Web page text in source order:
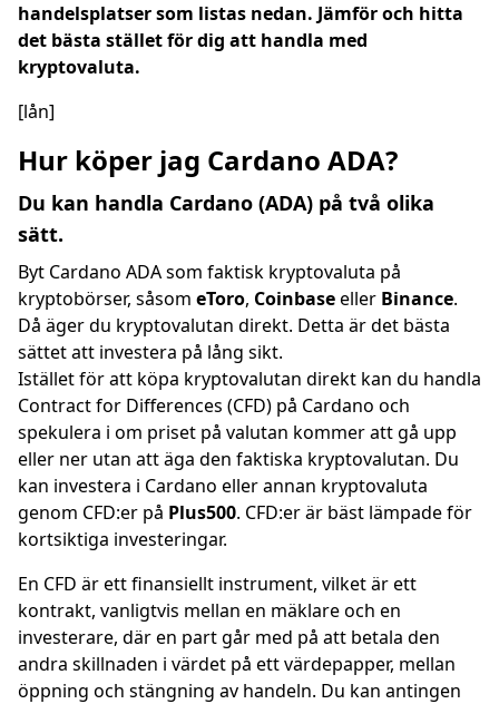
handelsplatser som listas nedan. Jämför och hitta
det bästa stället för dig att handla med
kryptovaluta.
[lån]
Hur köper jag Cardano ADA?
Du kan handla Cardano (ADA) på två olika
sätt.
Byt Cardano ADA som faktisk kryptovaluta på
kryptobörser, såsom eToro, Coinbaseeller Binance.
Då äger du kryptovalutan direkt. Detta är det bästa
sättet att investera på lång sikt.
Istället för att köpa kryptovalutan direkt kan du handla
Contract for Differences (CFD) på Cardano och
spekulera i om priset på valutan kommer att gå upp
eller ner utan att äga den faktiska kryptovalutan. Du
kan investera i Cardano eller annan kryptovaluta
genom CFD:er på Plus500. CFD:er är bäst lämpade för
kortsiktiga investeringar.
En CFD är ett finansiellt instrument, vilket är ett
kontrakt, vanligtvis mellan en mäklare och en
investerare, där en part går med på att betala den
andra skillnaden i värdet på ett värdepapper, mellan
öppning och stängning av handeln. Du kan antingen